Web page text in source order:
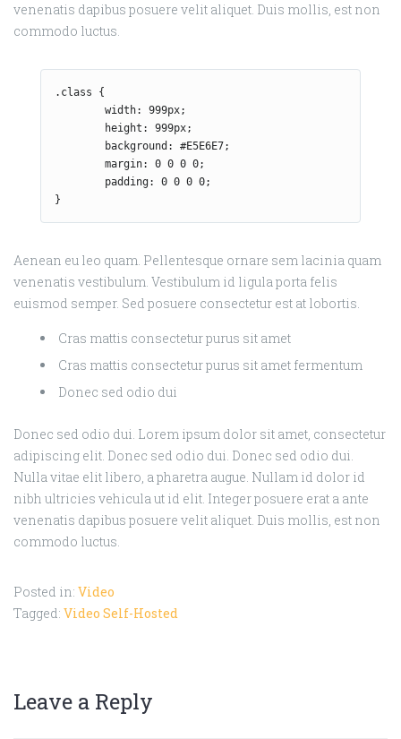
venenatis dapibus posuere velit aliquet. Duis mollis, est non
commodo luctus.
.class {
}
Aenean eu leo quam. Pellentesque ornare sem lacinia quam
venenatis vestibulum. Vestibulum id ligula porta felis
euismod semper. Sed posuere consectetur est at lobortis.
Cras mattis consectetur purus sit amet
Cras mattis consectetur purus sit amet fermentum
Donec sed odio dui
Donec sed odio dui. Lorem ipsum dolor sit amet, consectetur
adipiscing elit. Donec sed odio dui. Donec sed odio dui.
Nulla vitae elit libero, a pharetra augue. Nullam id dolor id
nibh ultricies vehicula ut id elit. Integer posuere erat a ante
venenatis dapibus posuere velit aliquet. Duis mollis, est non
commodo luctus.
Posted in: Video
Tagged: Video Self-Hosted
Leave a Reply